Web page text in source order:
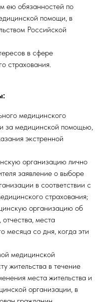
ею обязанностей по
помощи, в
Российской
в сфере
страхования.
медицинского
за медицинской помощью,
экстренной
организацию лично
заявление о выборе
в соответствии с
страхования;
организацию об
места
месяца со дня, когда эти
медицинской
жительства в течение
места жительства и
организации, в